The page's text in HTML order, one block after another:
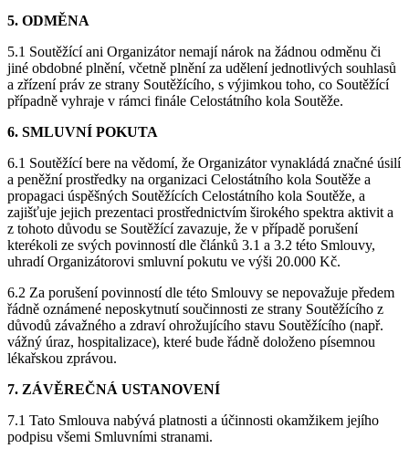
5. ODMĚNA
5.1 Soutěžící ani Organizátor nemají nárok na žádnou odměnu či
jiné obdobné plnění, včetně plnění za udělení jednotlivých souhlasů
a zřízení práv ze strany Soutěžícího, s výjimkou toho, co Soutěžící
případně vyhraje v rámci finále Celostátního kola Soutěže.
6. SMLUVNÍ POKUTA
6.1 Soutěžící bere na vědomí, že Organizátor vynakládá značné úsilí
a peněžní prostředky na organizaci Celostátního kola Soutěže a
propagaci úspěšných Soutěžících Celostátního kola Soutěže, a
zajišťuje jejich prezentaci prostřednictvím širokého spektra aktivit a
z tohoto důvodu se Soutěžící zavazuje, že v případě porušení
kterékoli ze svých povinností dle článků 3.1 a 3.2 této Smlouvy,
uhradí Organizátorovi smluvní pokutu ve výši 20.000 Kč.
6.2 Za porušení povinností dle této Smlouvy se nepovažuje předem
řádně oznámené neposkytnutí součinnosti ze strany Soutěžícího z
důvodů závažného a zdraví ohrožujícího stavu Soutěžícího (např.
vážný úraz, hospitalizace), které bude řádně doloženo písemnou
lékařskou zprávou.
7. ZÁVĚREČNÁ USTANOVENÍ
7.1 Tato Smlouva nabývá platnosti a účinnosti okamžikem jejího
podpisu všemi Smluvními stranami.